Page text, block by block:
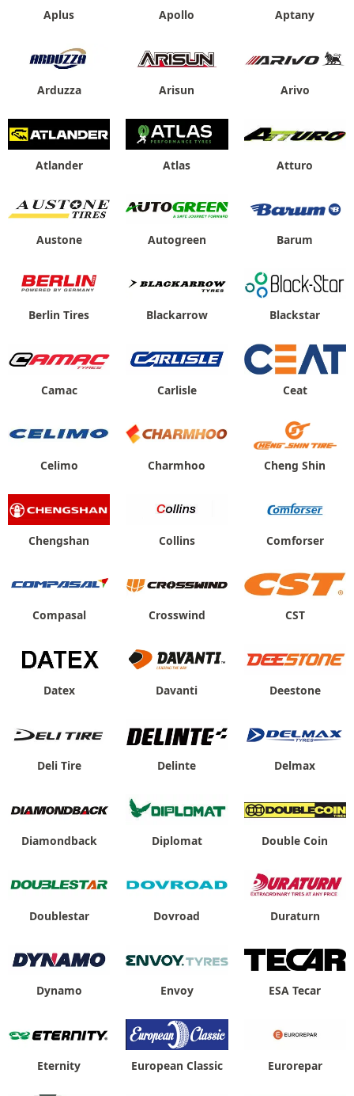
Aplus Apollo Aptany
Arduzza Arisun Arivo
Atlander Atlas Atturo
Austone Autogreen Barum
Berlin Tires Blackarrow Blackstar
Camac Carlisle Ceat
Celimo Charmhoo Cheng Shin
Chengshan Collins Comforser
Compasal Crosswind CST
Datex Davanti Deestone
Deli Tire Delinte Delmax
Diamondback Diplomat Double Coin
Doublestar Dovroad Duraturn
Dynamo Envoy ESA Tecar
Eternity European Classic Eurorepar